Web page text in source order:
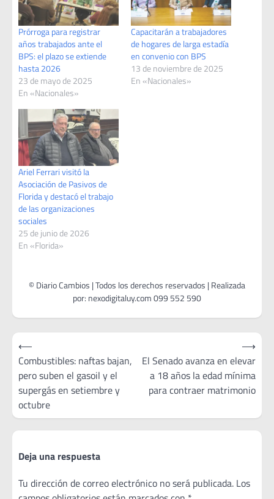
Prórroga para registrar
años trabajados ante el
BPS: el plazo se extiende
hasta 2026
23 de mayo de 2025
En «Nacionales»
Capacitarán a trabajadores
de hogares de larga estadía
en convenio con BPS
13 de noviembre de 2025
En «Nacionales»
Ariel Ferrari visitó la
Asociación de Pasivos de
Florida y destacó el trabajo
de las organizaciones
sociales
25 de junio de 2026
En «Florida»
Navegación
de
entradas
⟵
Combustibles: naftas bajan,
pero suben el gasoil y el
supergás en setiembre y
octubre
El Senado avanza en elevar
a 18 años la edad mínima
para contraer matrimonio
⟶
Deja una respuesta
Tu dirección de correo electrónico no será publicada. Los